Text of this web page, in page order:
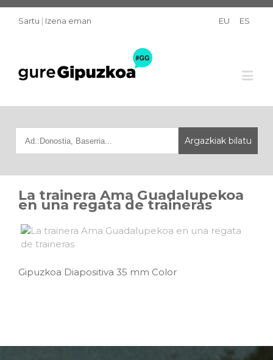
Sartu | Izena eman EU ES
La trainera Ama Guadalupekoa
en una regata de traineras
Gipuzkoa Diapositiva 35 mm Color